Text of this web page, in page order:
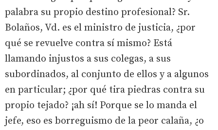
palabra su propio destino profesional? Sr.
Bolaños, Vd. es el ministro de justicia, ¿por
qué se revuelve contra sí mismo? Está
llamando injustos a sus colegas, a sus
subordinados, al conjunto de ellos y a algunos
en particular; ¿por qué tira piedras contra su
propio tejado? ¡ah sí! Porque se lo manda el
jefe, eso es borreguismo de la peor calaña, ¿o